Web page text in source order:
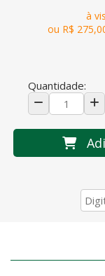
à
ou R$
Quantidade: